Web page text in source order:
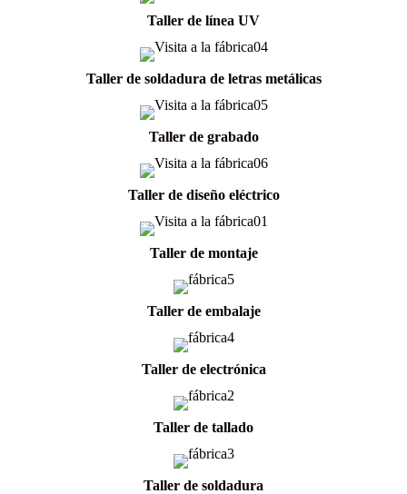
Taller de línea UV
Taller de soldadura de letras metálicas
Taller de grabado
Taller de diseño eléctrico
Taller de montaje
Taller de embalaje
Taller de electrónica
Taller de tallado
Taller de soldadura